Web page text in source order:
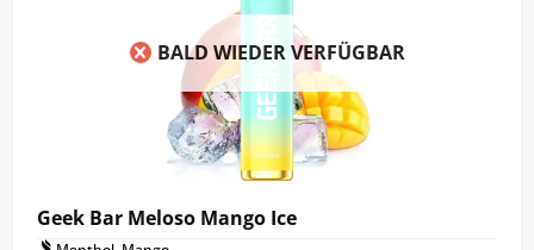
BALD WIEDER VERFÜGBAR
Geek Bar Meloso Mango Ice